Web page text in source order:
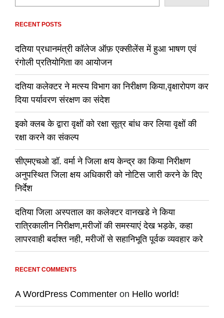
RECENT POSTS
दतिया प्रधानमंत्री कॉलेज ऑफ़ एक्सीलेंस में हुआ भाषण एवं
रंगोली प्रतियोगिता का आयोजन
दतिया कलेक्टर ने मत्स्य विभाग का निरीक्षण किया,वृक्षारोपण कर
दिया पर्यावरण संरक्षण का संदेश
इको क्लब के द्वारा वृक्षों को रक्षा सूत्र बांध कर लिया वृक्षों की
रक्षा करने का संकल्प
सीएमएचओ डॉ. वर्मा ने जिला क्षय केन्द्र का किया निरीक्षण
अनुपस्थित जिला क्षय अधिकारी को नोटिस जारी करने के दिए
निर्देश
दतिया जिला अस्पताल का कलेक्टर वानखडे ने किया
रात्रिकालीन निरीक्षण,मरीजों की समस्याएं देख भड़के, कहा
लापरवाही बर्दाश्त नही, मरीजों से सहानिभूति पूर्वक व्यवहार करे
RECENT COMMENTS
A WordPress Commenter on Hello world!